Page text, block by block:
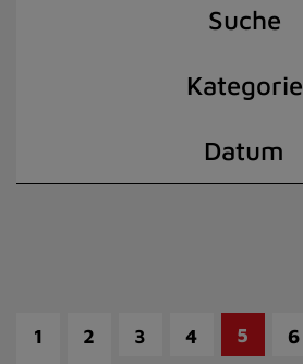
Suche
Kategorie
Datum
1 2 3 4 5 6